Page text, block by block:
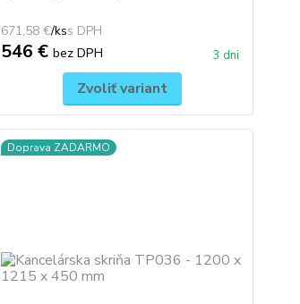
671,58 €/ks
546 € bez DPH 3 dni
Zvoliť variant
Doprava ZADARMO